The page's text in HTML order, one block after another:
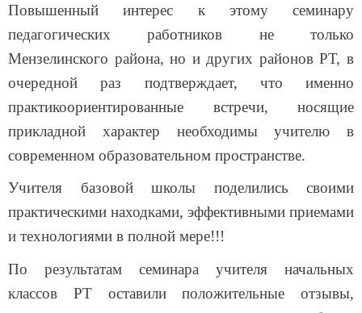
Повышенный интерес к этому семинару
педагогических работников не только
Мензелинского района, но и других районов РТ, в
очередной раз подтверждает, что именно
практикоориентированные встречи, носящие
прикладной характер необходимы учителю в
современном образовательном пространстве.
Учителя базовой школы поделились своими
практическими находками, эффективными приемами
и технологиями в полной мере!!!
По результатам семинара учителя начальных
классов РТ оставили положительные отзывы,